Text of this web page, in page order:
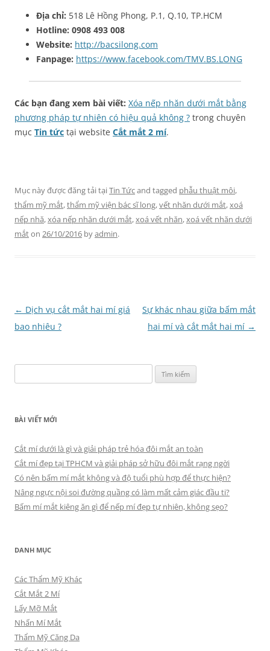
Địa chỉ: 518 Lê Hồng Phong, P.1, Q.10, TP.HCM
Hotline: 0908 493 008
Website: http://bacsilong.com
Fanpage: https://www.facebook.com/TMV.BS.LONG
Các bạn đang xem bài viết: Xóa nếp nhăn dưới mắt bằng
phương pháp tự nhiên có hiệu quả không ? trong chuyên
mục Tin tức tại website Cắt mắt 2 mí.
Mục này được đăng tải tạiTin Tứcand tagged phẫu thuật môi,
thẩm mỹ mắt,thẩm mỹ viện bác sĩ long,vết nhăn dưới mắt,xoá
nếp nhă,xóa nếp nhăn dưới mắt,xoá vết nhăn,xoá vết nhăn dưới
mắton 26/10/2016 byadmin.
Điều
hướng
← Dịch vụ cắt mắt hai mí giá
bao nhiêu ?
Sự khác nhau giữa bấm mắt
hai mí và cắt mắt hai mí →
kiếm
BÀI VIẾT MỚI
Cắt mí dưới là gì và giải pháp trẻ hóa đôi mắt an toàn
Cắt mí đẹp tại TPHCM và giải pháp sở hữu đôi mắt rạng ngời
Có nên bấm mí mắt không và độ tuổi phù hợp để thực hiện?
Nâng ngực nội soi đường quầng có làm mất cảm giác đầu ti?
Bấm mí mắt kiêng ăn gì để nếp mí đẹp tự nhiên, không sẹo?
DANH MỤC
Các Thẩm Mỹ Khác
Cắt Mắt 2 Mí
Lấy Mỡ Mắt
Nhấn Mí Mắt
Thẩm Mỹ Căng Da